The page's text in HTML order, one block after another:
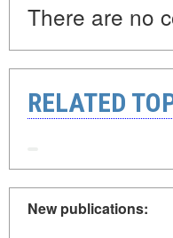
There are no
RELATED
New publications: